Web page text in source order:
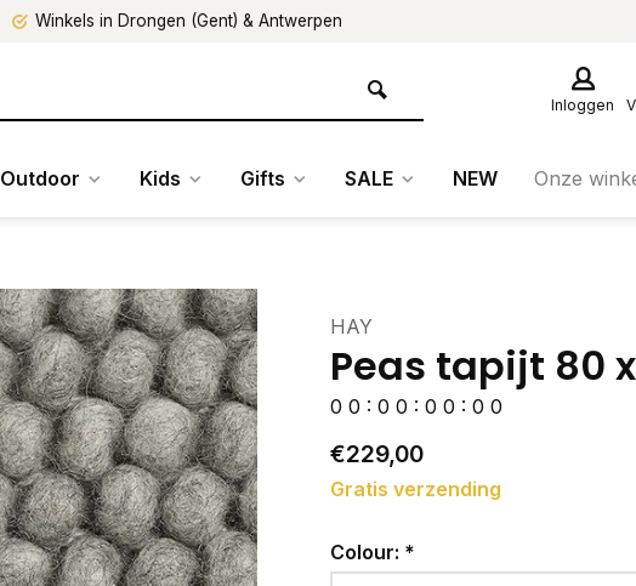
Winkels in Drongen (Gent) & Antwerpen
Inloggen
Outdoor Kids Gifts SALE NEW Onze
HAY
Peas tapijt 80
0 0 : 0 0 : 0 0 : 0 0
€229,00
Gratis verzending
Colour: *